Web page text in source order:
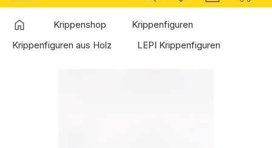
StartseiteKrippenshop
Krippenfiguren
Krippenfiguren aus Holz
LEPI Krippenfiguren